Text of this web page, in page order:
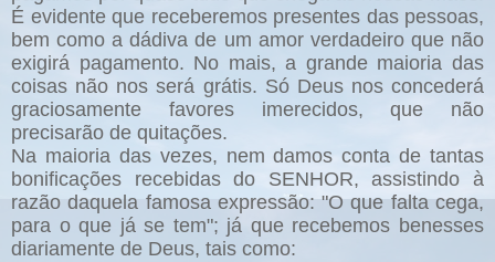
É evidente que receberemos presentes das pessoas,
bem como a dádiva de um amor verdadeiro que não
exigirá pagamento. No mais, a grande maioria das
coisas não nos será grátis. Só Deus nos concederá
graciosamente favores imerecidos, que não
precisarão de quitações.
Na maioria das vezes, nem damos conta de tantas
bonificações recebidas do SENHOR, assistindo à
razão daquela famosa expressão: "O que falta cega,
para o que já se tem"; já que recebemos benesses
diariamente de Deus, tais como: